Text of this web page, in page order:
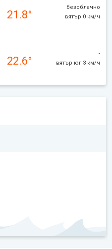
21.8°
безоблачно
вятър 0 км/ч
22.6°
-
вятър юг 3 км/ч